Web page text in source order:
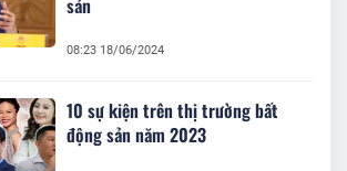
sản
08:23 18/06/2024
10 sự kiện trên thị trường bất
động sản năm 2023